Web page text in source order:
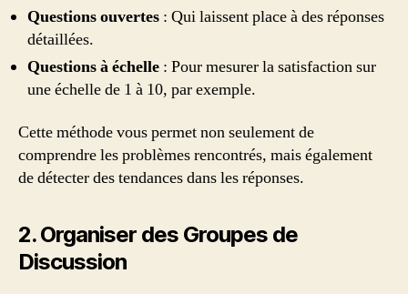
Questions ouvertes : Qui laissent place à des réponses
détaillées.
Questions à échelle : Pour mesurer la satisfaction sur
une échelle de 1 à 10, par exemple.
Cette méthode vous permet non seulement de
comprendre les problèmes rencontrés, mais également
de détecter des tendances dans les réponses.
2. Organiser des Groupes de
Discussion